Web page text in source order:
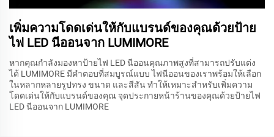
เพิ่มความโดดเด่นให้กับแบรนด์ของคุณด้วยป้าย
ไฟ LED นีออนจาก LUMIMORE
หากคุณกำลังมองหาป้ายไฟ LED นีออนคุณภาพสูงที่สามารถปรับแต่ง
ได้ LUMIMORE มีคำตอบที่สมบูรณ์แบบ ไฟนีออนของเราพร้อมให้เลือก
ในหลากหลายรูปทรง ขนาด และสีสัน ทำให้เหมาะสำหรับเพิ่มความ
โดดเด่นให้กับแบรนด์ของคุณ จุดประกายหน้าร้านของคุณด้วยป้ายไฟ
LED นีออนจาก LUMIMORE